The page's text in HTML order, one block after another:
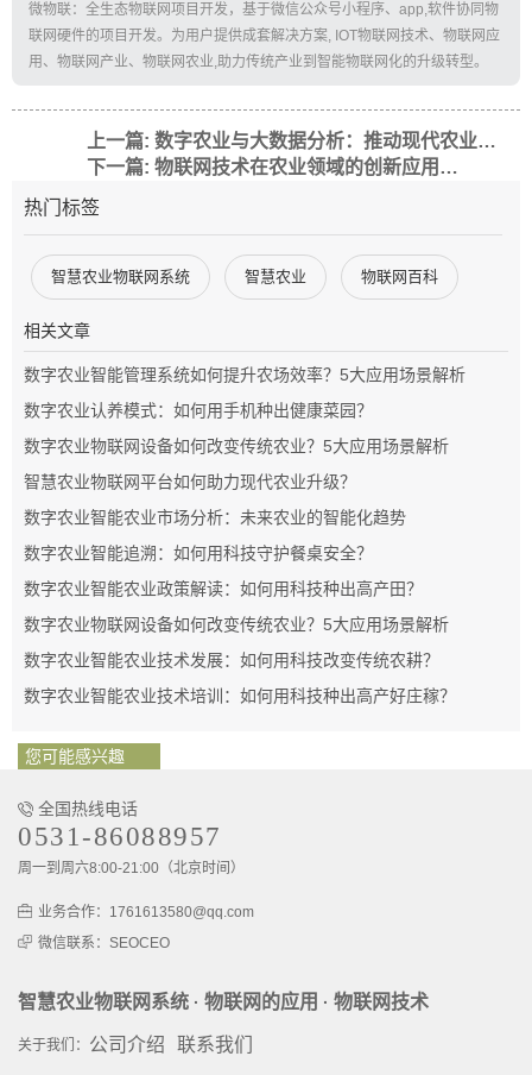
微物联：全生态物联网项目开发，基于微信公众号小程序、app,软件协同物
联网硬件的项目开发。为用户提供成套解决方案, IOT物联网技术、物联网应
用、物联网产业、物联网农业,助力传统产业到智能物联网化的升级转型。
上一篇: 数字农业与大数据分析：推动现代农业发展的关键力量
下一篇: 物联网技术在农业领域的创新应用与实践
热门标签
智慧农业物联网系统 智慧农业 物联网百科
相关文章
数字农业智能管理系统如何提升农场效率？5大应用场景解析
数字农业认养模式：如何用手机种出健康菜园？
数字农业物联网设备如何改变传统农业？5大应用场景解析
智慧农业物联网平台如何助力现代农业升级？
数字农业智能农业市场分析：未来农业的智能化趋势
数字农业智能追溯：如何用科技守护餐桌安全？
数字农业智能农业政策解读：如何用科技种出高产田？
数字农业物联网设备如何改变传统农业？5大应用场景解析
数字农业智能农业技术发展：如何用科技改变传统农耕？
数字农业智能农业技术培训：如何用科技种出高产好庄稼？
您可能感兴趣
全国热线电话
0531-86088957
周一到周六8:00-21:00（北京时间）
业务合作：1761613580@qq.com
微信联系：SEOCEO
智慧农业物联网系统 · 物联网的应用 · 物联网技术
关于我们： 公司介绍 联系我们